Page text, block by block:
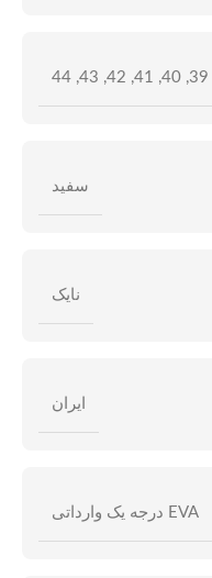
39
,
40
,
41
,
42
,
43
,
44
سفید
نایک
ایران
EVA درجه یک وارداتی